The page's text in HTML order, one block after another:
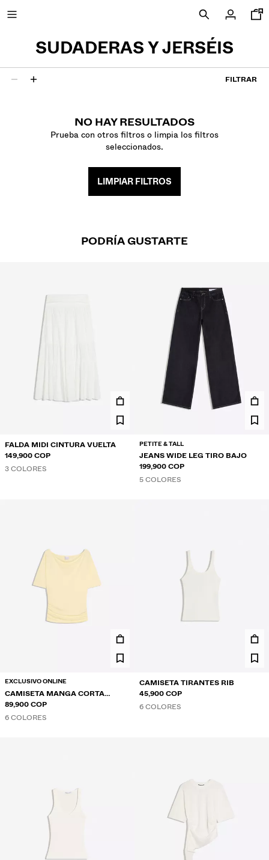
SUDADERAS Y JERSÉIS
0 resultados FILTRAR
NO HAY RESULTADOS
Prueba con otros filtros o limpia los filtros
seleccionados.
LIMPIAR FILTROS
PODRÍA GUSTARTE
FALDA MIDI CINTURA VUELTA
149,900 COP
3 COLORES
PETITE & TALL
JEANS WIDE LEG TIRO BAJO
199,900 COP
5 COLORES
EXCLUSIVO ONLINE
CAMISETA MANGA CORTA
ASIMÉTRICA
89,900 COP
6 COLORES
CAMISETA TIRANTES RIB
45,900 COP
6 COLORES
NEW
CURATED BY
MÁS VENDIDO
ESPECIALES
MUSIC